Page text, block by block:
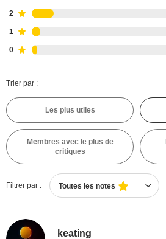
2
1
0
Trier par :
Les plus utiles
Membres avec le plus de
critiques
Filtrer par : Toutes les notes
keating